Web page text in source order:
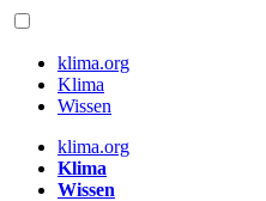
klima.org
Klima
Wissen
klima.org
Klima
Wissen